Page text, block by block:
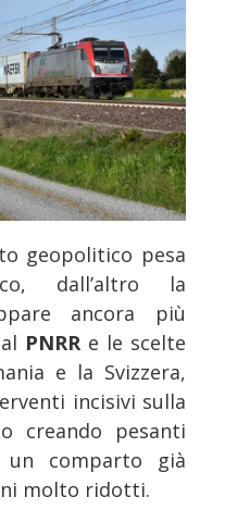
geopolitico pesa
dall’altro la
ancora più
PNRRe le scelte
e la Svizzera,
incisivi sulla
creando pesanti
comparto già
molto ridotti.